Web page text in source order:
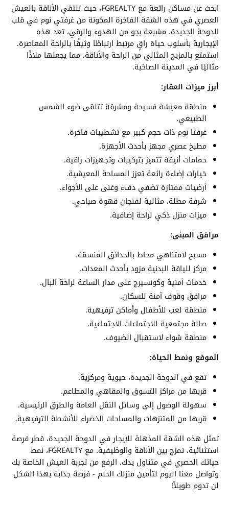
ابحث عن مساكن رائعة مع FGREALTY، حيث تلتقي الأناقة بالعيش
العصري في هذه الشقة الفاخرة المكونة من غرفتي نوم في قلب
الدوحة الجديدة. مشبعة بجو من الهدوء والرقي، تعد هذه
الإيجارية بأسلوب حياة راقٍ مرتبط ارتباطًا وثيقًا بالراحة المعاصرة.
استمتع بالمزيج المثالي من الراحة والأناقة، مما يجعلها ملاذًا
مثاليًا في المدينة الصاخبة.
أبرز ميزات العقار:
منطقة معيشة فسيحة ومشرقة تتلقى ضوء الشمس
الطبيعي.
غرفتا نوم ذات حجم كبير مع تشطيبات فاخرة.
مطبخ عصري مجهز بأحدث الأجهزة.
حمامات أنيقة تتميز بتركيبات وتجهيزات راقية.
خيارات إضاءة رائعة تعزز المساحة المعيشية.
أرضيات ممتازة تضفي دفء وغنى على الأجواء.
شرفة مطلة، مثالية لفنجان قهوة صباحي.
ميزات منزل ذكي لراحة إضافية.
مرافق المبنى:
مسبح لامتناهي محاط بالحدائق المنسقة.
مركز للياقة البدنية مزود بأحدث المعدات.
خدمات أمنية وكونسيرج على مدار الساعة لراحة البال.
مرافق وقوف آمنة للسكان.
منطقة لعب للأطفال وأماكن ترفيهية.
صالة مجتمعية للاجتماعات الاجتماعية.
منطقة شواء لاستقبال الضيوف.
الموقع ونمط الحياة:
تقع في الدوحة الجديدة، حيوية ومركزية.
قربها من مراكز التسوق والمقاهي والمطاعم.
سهولة الوصول إلى وسائل النقل العامة والطرق الرئيسية.
قربها من المتنزهات والمساحات الخضراء للأنشطة الترفيهية.
تمثل هذه الشقة المذهلة للإيجار في الدوحة الجديدة، قطر فرصة
استثنائية، تمزج بين الأناقة والوظيفية. مع FGREALTY، نمط
حياتك الحصري في متناول يدك. الرفع من تجربة العيش الخاصة بك
وتواصل معنا اليوم لتأمين منزلك الحلم - فرصة جذابة بهذا الشكل
لن تدوم طويلاً!